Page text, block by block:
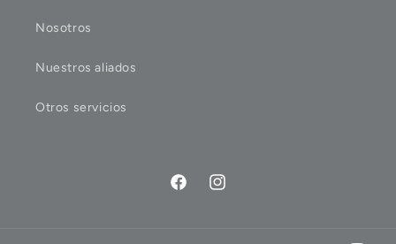
Nosotros
Nuestros aliados
Otros servicios
FacebookInstagram